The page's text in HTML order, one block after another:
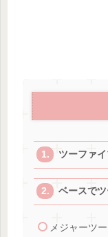
ツーファ
ベースで
メジャーツ